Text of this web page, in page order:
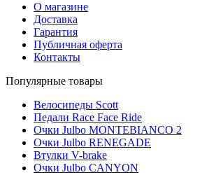
О магазине
Доставка
Гарантия
Публичная оферта
Контакты
Популярные товары
Велосипеды Scott
Педали Race Face Ride
Очки Julbo MONTEBIANCO 2
Очки Julbo RENEGADE
Втулки V-brake
Очки Julbo CANYON